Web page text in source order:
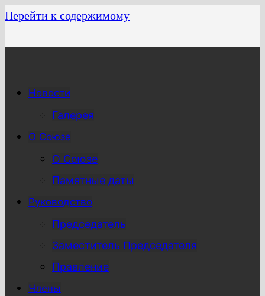
Перейти к содержимому
Новости
Галерея
О Союзе
О Союзе
Памятные даты
Руководство
Председатель
Заместитель Председателя
Правление
Члены